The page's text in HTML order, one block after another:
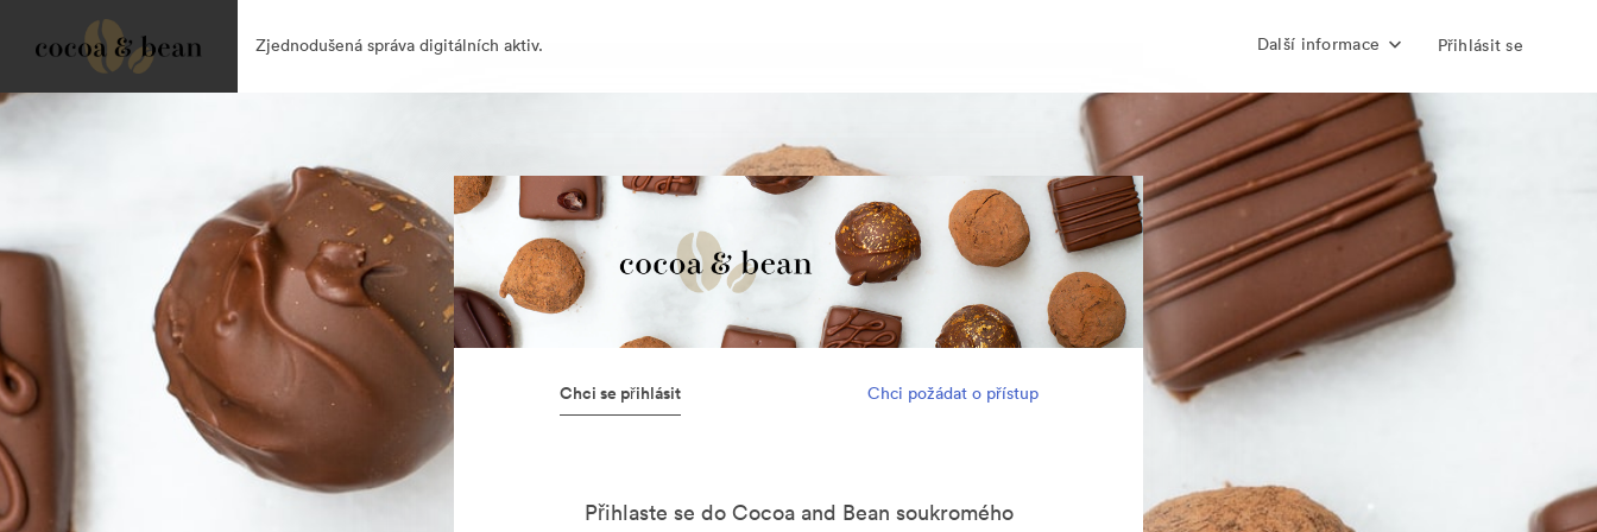
Zjednodušená správa digitálních aktiv. Další informace Přihlásit se
Chci se přihlásit Chci požádat o přístup
Přihlaste se do Cocoa and Bean soukromého